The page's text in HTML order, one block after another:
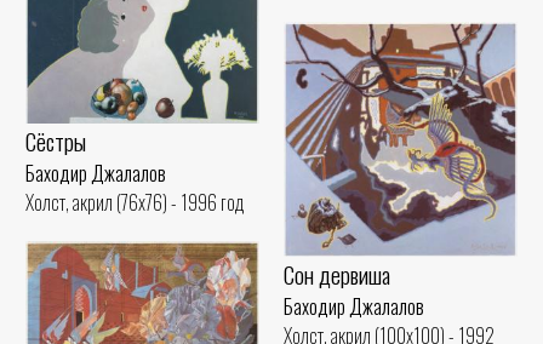
Сёстры
Баходир Джалалов
Холст, акрил (76x76) - 1996 год
Сон дервиша
Баходир Джалалов
Холст, акрил (100x100) - 1992